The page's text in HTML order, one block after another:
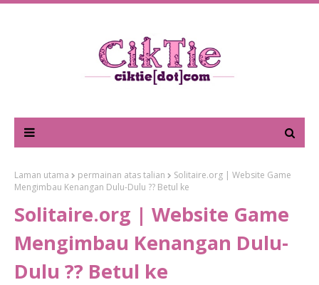
Laman utama permainan atas talian
Solitaire.org | Website Game
Mengimbau Kenangan Dulu-Dulu ?? Betul ke
Solitaire.org | Website Game
Mengimbau Kenangan Dulu-
Dulu ?? Betul ke